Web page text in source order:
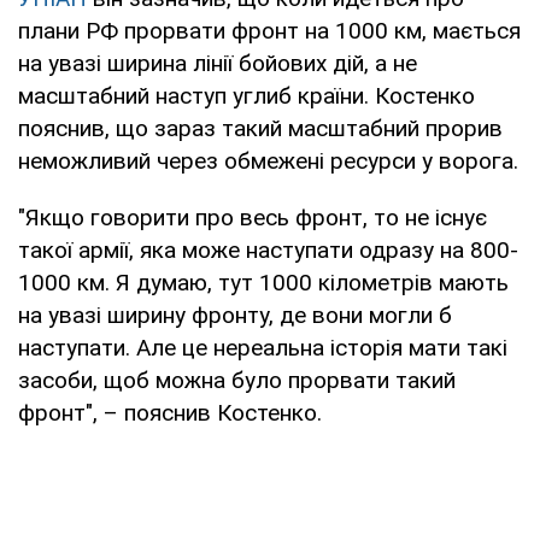
плани РФ прорвати фронт на 1000 км, мається
на увазі ширина лінії бойових дій, а не
масштабний наступ углиб країни. Костенко
пояснив, що зараз такий масштабний прорив
неможливий через обмежені ресурси у ворога.
"Якщо говорити про весь фронт, то не існує
такої армії, яка може наступати одразу на 800-
1000 км. Я думаю, тут 1000 кілометрів мають
на увазі ширину фронту, де вони могли б
наступати. Але це нереальна історія мати такі
засоби, щоб можна було прорвати такий
фронт", – пояснив Костенко.